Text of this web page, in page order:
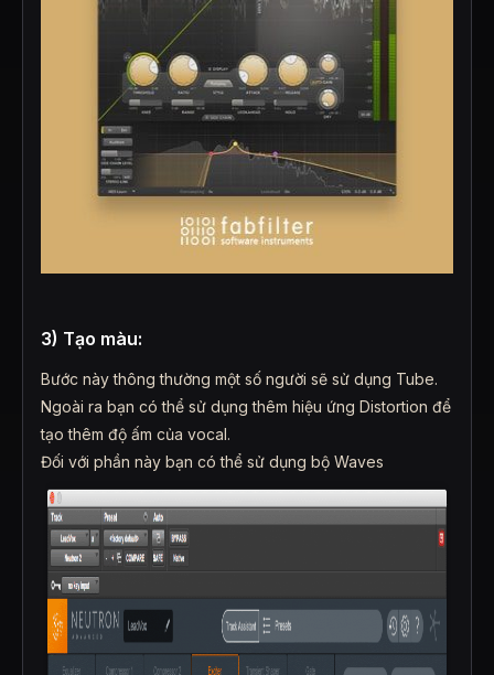
3) Tạo màu:
Bước này thông thường một số người sẽ sử dụng Tube.
Ngoài ra bạn có thể sử dụng thêm hiệu ứng Distortion để
tạo thêm độ ấm của vocal.
Đối với phần này bạn có thể sử dụng bộ Waves